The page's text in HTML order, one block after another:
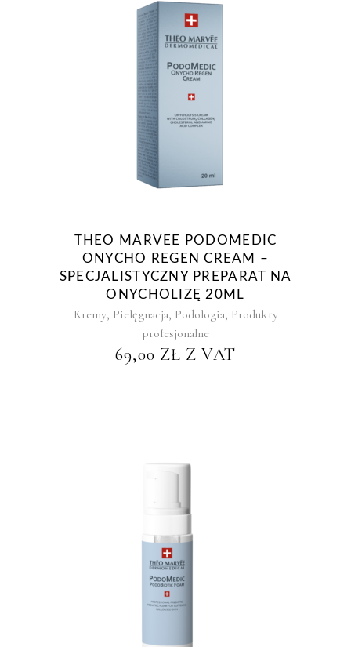
THEO MARVEE PODOMEDIC
ONYCHO REGEN CREAM –
SPECJALISTYCZNY PREPARAT NA
ONYCHOLIZĘ 20ML
Kremy, Pielęgnacja, Podologia, Produkty
profesjonalne
69,00 ZŁ Z VAT